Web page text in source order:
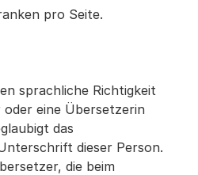
pro Seite.
sprachliche Richtigkeit
eine Übersetzerin
das
dieser Person.
die beim